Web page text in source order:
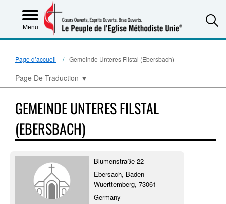
Menu
Page d’accueil Gemeinde Unteres Filstal (Ebersbach)
Page De Traduction ▼
GEMEINDE UNTERES FILSTAL
(EBERSBACH)
Blumenstraße 22
Ebersach, Baden-
Wuerttemberg, 73061
Germany